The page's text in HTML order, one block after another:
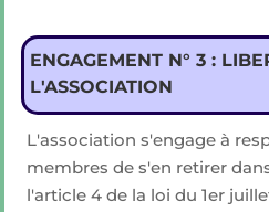
ENGAGEMENT N° 3 :
L'ASSOCIATION
L'association s'engage à
membres de s'en retirer
l'article 4 de la loi du 1er